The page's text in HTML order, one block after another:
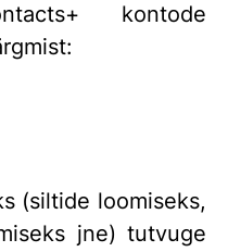
kontode
(siltide loomiseks,
jne) tutvuge